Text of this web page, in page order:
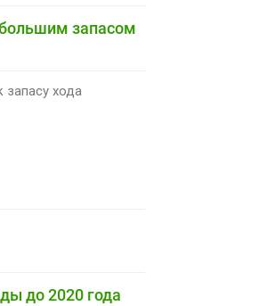
запасом
запасу хода
до 2020 года